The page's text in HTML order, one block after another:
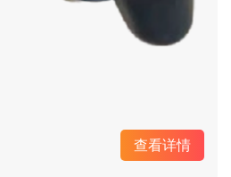
查看详情